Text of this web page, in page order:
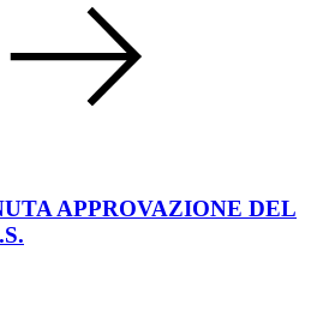
APPROVAZIONE DEL